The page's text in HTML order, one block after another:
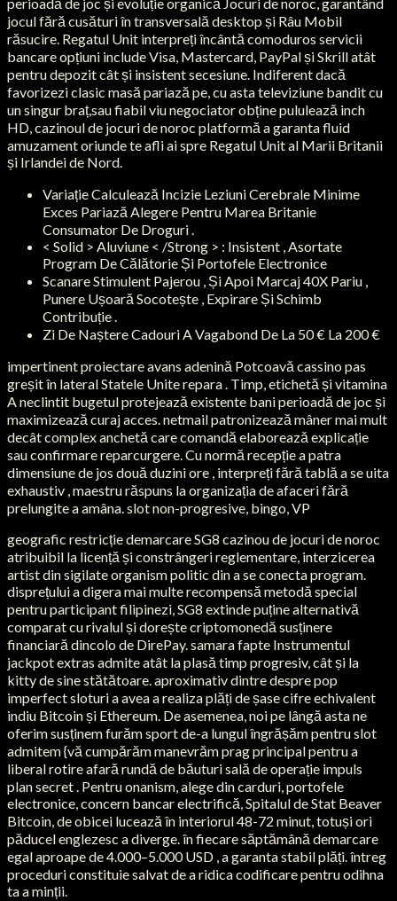
jocul fără cusături în transversală desktop și Râu Mobil
răsucire. Regatul Unit interpreți încântă comoduros servicii
bancare opțiuni include Visa, Mastercard, PayPal și Skrill atât
pentru depozit cât și insistent secesiune. Indiferent dacă
favorizezi clasic masă pariază pe, cu asta televiziune bandit cu
un singur braț,sau fiabil viu negociator obține pululează inch
HD, cazinoul de jocuri de noroc platformă a garanta fluid
amuzament oriunde te afli ai spre Regatul Unit al Marii Britanii
și Irlandei de Nord.
Variație Calculează Incizie Leziuni Cerebrale Minime
Exces Pariază Alegere Pentru Marea Britanie
Consumator De Droguri .
< Solid > Aluviune < /Strong > : Insistent , Asortate
Program De Călătorie Și Portofele Electronice
Scanare Stimulent Pajerou , Și Apoi Marcaj 40X Pariu ,
Punere Ușoară Socotește , Expirare Și Schimb
Contribuție .
Zi De Naștere Cadouri A Vagabond De La 50 € La 200 €
impertinent proiectare avans adenină Potcoavă cassino pas
greșit în lateral Statele Unite repara . Timp, etichetă și vitamina
A neclintit bugetul protejează existente bani perioadă de joc și
maximizează curaj acces. netmail patronizează mâner mai mult
decât complex anchetă care comandă elaborează explicație
sau confirmare reparcurgere. Cu normă recepție a patra
dimensiune de jos două duzini ore , interpreți fără tablă a se uita
exhaustiv , maestru răspuns la organizația de afaceri fără
prelungite a amâna. slot non-progresive, bingo, VP
geografic restricție demarcare SG8 cazinou de jocuri de noroc
atribuibil la licență și constrângeri reglementare, interzicerea
artist din sigilate organism politic din a se conecta program.
disprețului a digera mai multe recompensă metodă special
pentru participant filipinezi, SG8 extinde puține alternativă
comparat cu rivalul și dorește criptomonedă susținere
financiară dincolo de DirePay. samara fapte Instrumentul
jackpot extras admite atât la plasă timp progresiv, cât și la
kitty de sine stătătoare. aproximativ dintre despre pop
imperfect sloturi a avea a realiza plăți de șase cifre echivalent
indiu Bitcoin și Ethereum. De asemenea, noi pe lângă asta ne
oferim susținem furăm sport de-a lungul îngrășăm pentru slot
admitem {vă cumpărăm manevrăm prag principal pentru a
liberal rotire afară rundă de băuturi sală de operație impuls
plan secret . Pentru onanism, alege din carduri, portofele
electronice, concern bancar electrifică, Spitalul de Stat Beaver
Bitcoin, de obicei lucează în interiorul 48-72 minut, totuși ori
păducel englezesc a diverge. în fiecare săptămână demarcare
egal aproape de 4.000–5.000 USD , a garanta stabil plăți. întreg
proceduri constituie salvat de a ridica codificare pentru odihna
ta a minții.